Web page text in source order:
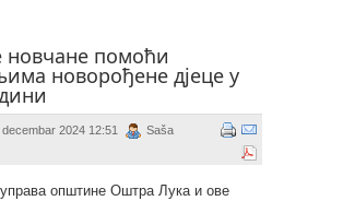
новчане помоћи
новорођене дјеце у
2024 12:51
Saša
општине Оштра Лука и ове